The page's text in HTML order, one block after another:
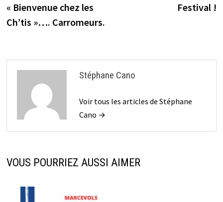
de
« Bienvenue chez les
Ch’tis »…. Carromeurs.
Festival !
Stéphane Cano
Voir tous les articles de Stéphane
Cano →
VOUS POURRIEZ AUSSI AIMER